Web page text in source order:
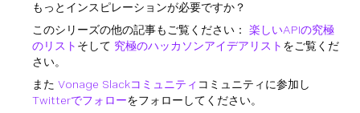
もっとインスピレーションが必要ですか？
このシリーズの他の記事もご覧ください： 楽しいAPIの究極
のリスト そして 究極のハッカソンアイデアリスト をご覧くだ
さい。
また Vonage Slackコミュニティ コミュニティに参加し
Twitterでフォローをフォローしてください。